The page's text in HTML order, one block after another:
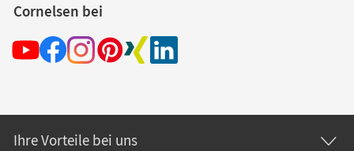
Cornelsen bei
Ihre Vorteile bei uns